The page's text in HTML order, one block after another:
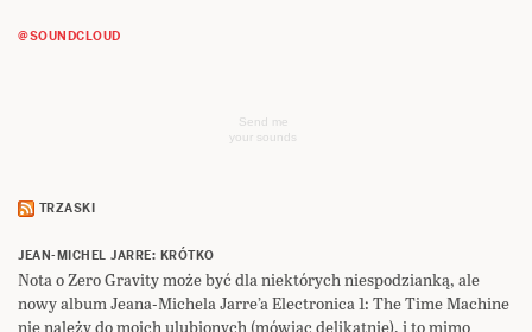
@SOUNDCLOUD
Send me
your sounds
TRZASKI
JEAN-MICHEL JARRE: KRÓTKO
Nota o Zero Gravity może być dla niektórych niespodzianką, ale
nowy album Jeana-Michela Jarre’a Electronica 1: The Time Machine
nie należy do moich ulubionych (mówiąc delikatnie), i to mimo